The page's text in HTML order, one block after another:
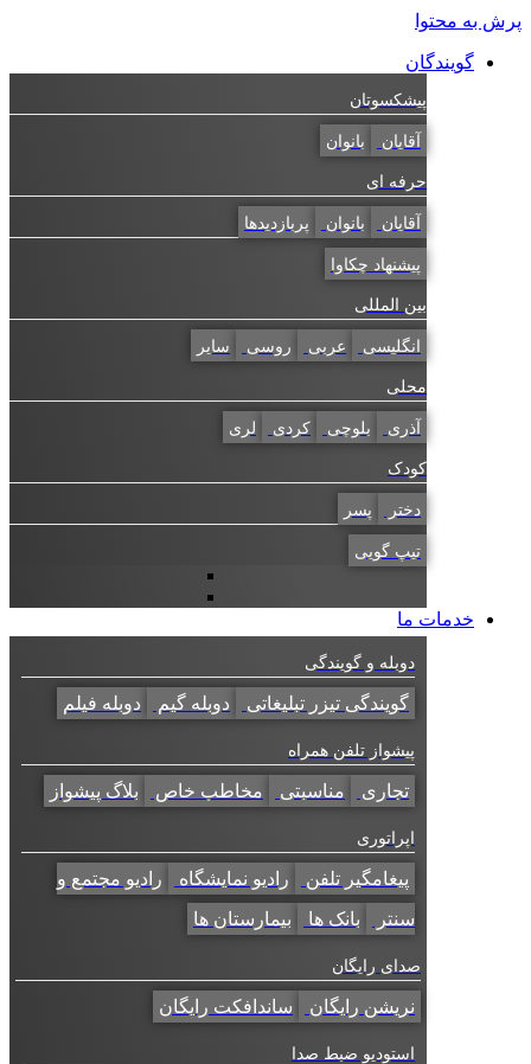
پرش به محتوا
گویندگان
پیشکسوتان
آقایان بانوان
حرفه ای
آقایان بانوان پربازدیدها
پیشنهاد چکاوا
بین المللی
انگلیسی عربی روسی سایر
محلی
آذری بلوچی کردی لری
کودک
دختر پسر
تیپ گویی
خدمات ما
دوبله و گویندگی
گویندگی تیزر تبلیغاتی دوبله گیم دوبله فیلم
پیشواز تلفن همراه
تجاری مناسبتی مخاطب خاص بلاگ پیشواز
اپراتوری
پیغامگیر تلفن رادیو نمایشگاه
رادیو مجتمع و
سنتر
بانک ها بیمارستان ها
صدای رایگان
نریشن رایگان ساندافکت رایگان
استودیو ضبط صدا